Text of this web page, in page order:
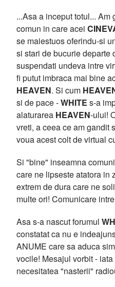
...Asa a inceput totul...
comun in care acei
se maiestuos oferindu-si
si stari de bucurie departe
suspendati undeva intre
fi putut imbraca mai bine
HEAVEN. Si cum
si de pace -WHITE s-a
alaturarea HEAVEN-ului!
vreti, a ceea ce am gandit
voua acest colt de virtual
Si "bine" inseamna
care ne lipseste atatora in
extrem de dura care ne
multe ori! Comunicare
Asa s-a nascut forumul
constatat ca nu e
ANUME care sa aduca
vocile! Mesajul vorbit -
necesitatea "nasterii"